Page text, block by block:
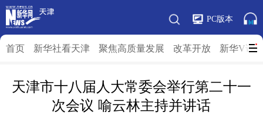
PC版本
首页 新华社看天津 聚焦高质量发展 改革开放 新华V访
天津市十八届人大常委会举行第二十一
次会议 喻云林主持并讲话